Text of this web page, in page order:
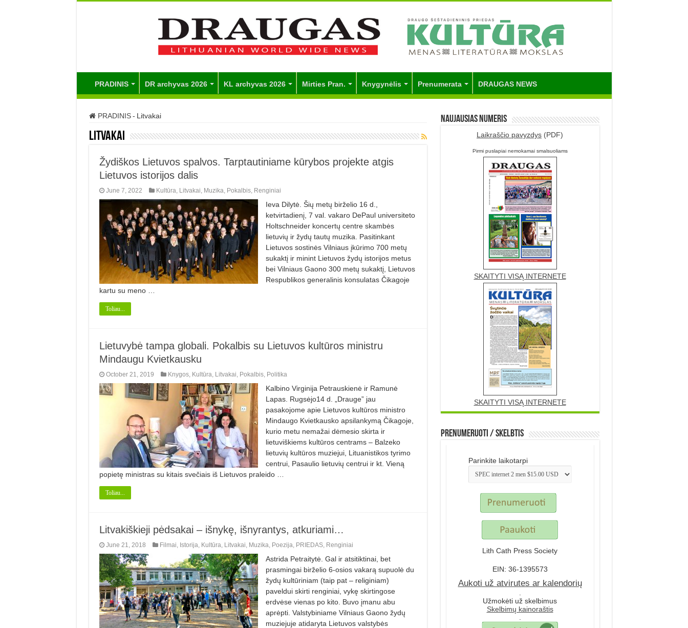
PRADINIS DR archyvas 2026 KL archyvas 2026 Mirties Pran. Knygynėlis Prenumerata DRAUGAS NEWS
PRADINIS - Litvakai
Litvakai
Žydiškos Lietuvos spalvos. Tarptautiniame kūrybos projekte atgis
Lietuvos istorijos dalis
June 7, 2022 Kultūra Litvakai Muzika Pokalbis, Renginiai
Ieva Dilytė. Šių metų birželio 16 d.,
ketvirtadienį, 7 val. vakaro DePaul universiteto
Holtschneider koncertų centre skambės
lietuvių ir žydų tautų muzika. Pasitinkant
Lietuvos sostinės Vilniaus įkūrimo 700 metų
sukaktį ir minint Lietuvos žydų istorijos metus
bei Vilniaus Gaono 300 metų sukaktį, Lietuvos
Respublikos generalinis konsulatas Čikagoje
kartu su meno …
Toliau...
Lietuvybė tampa globali. Pokalbis su Lietuvos kultūros ministru
Mindaugu Kvietkausku
October 21, 2019 Knygos, Kultūra Litvakai Pokalbis, Politika
Kalbino Virginija Petrauskienė ir Ramunė
Lapas. Rugsėjo14 d. „Drauge” jau
pasakojome apie Lietuvos kultūros ministro
Mindaugo Kvietkausko apsilankymą Čikagoje,
kurio metu nemažai dėmesio skirta ir
lietuviškiems kultūros centrams – Balzeko
lietuvių kultūros muziejui, Lituanistikos tyrimo
centrui, Pasaulio lietuvių centrui ir kt. Vieną
popietę ministras su kitais svečiais iš Lietuvos praleido …
Toliau...
Litvakiškieji pėdsakai – išnykę, išnyrantys, atkuriami…
June 21, 2018 Filmai Istorija Kultūra Litvakai Muzika Poezija PRIEDAS, Renginiai
Astrida Petraitytė. Gal ir atsitiktinai, bet
prasmingai birželio 6-osios vakarą supuolė du
žydų kultūriniam (taip pat – religiniam)
paveldui skirti renginiai, vykę skirtingose
erdvėse vienas po kito. Buvo įmanu abu
aprėpti. Valstybiniame Vilniaus Gaono žydų
muziejuje atidaryta Lietuvos valstybės
Naujausias numeris
Laikraščio pavyzdys (PDF)
Pirmi puslapiai nemokamai smalsuoliams
SKAITYTI VISĄ INTERNETE
SKAITYTI VISĄ INTERNETE
Prenumeruoti / Skelbtis
Parinkite laikotarpi
Lith Cath Press Society
EIN: 36-1395573
Aukoti už atvirutes ar kalendorių
.
Užmokėti už skelbimus
Skelbimų kainoraštis
.